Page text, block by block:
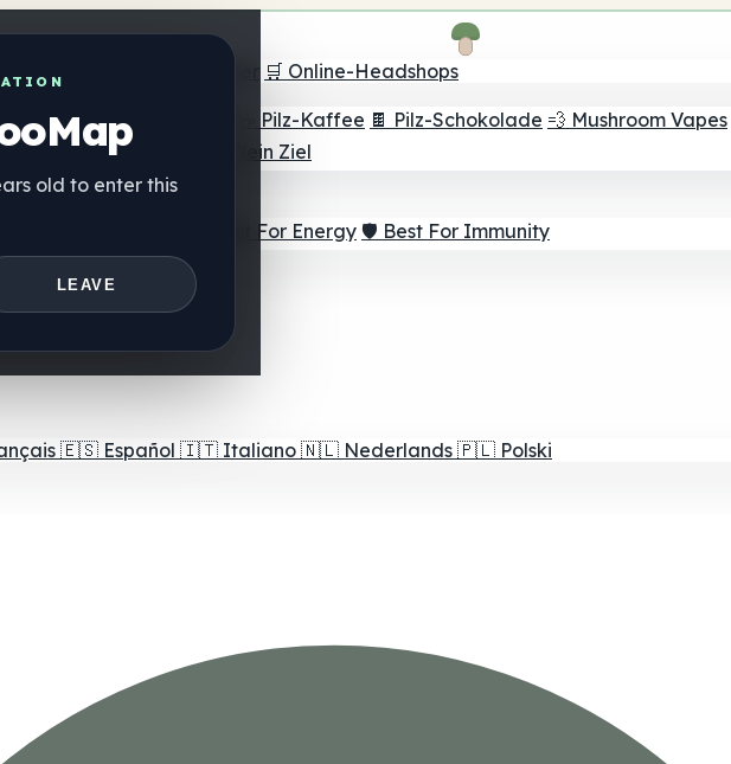
old to enter this
LEAVE
🛒 Online-Headshops
Tinkturen 🫙 Pilz-Pulver ☕ Pilz-Kaffee 🍫 Pilz-Schokolade 💨 Mushroom Vapes
& Rabatte 🎯 Beste für dein Ziel
⚡ Best For Energy 🛡️ Best For Immunity
🇪🇸 Español 🇮🇹 Italiano 🇳🇱 Nederlands 🇵🇱 Polski